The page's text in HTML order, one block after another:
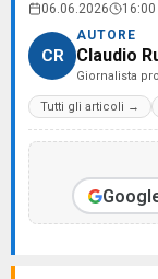
06.06.2026 16:00
CR
AUTORE
Claudio
Giornalista
Tutti gli articoli →